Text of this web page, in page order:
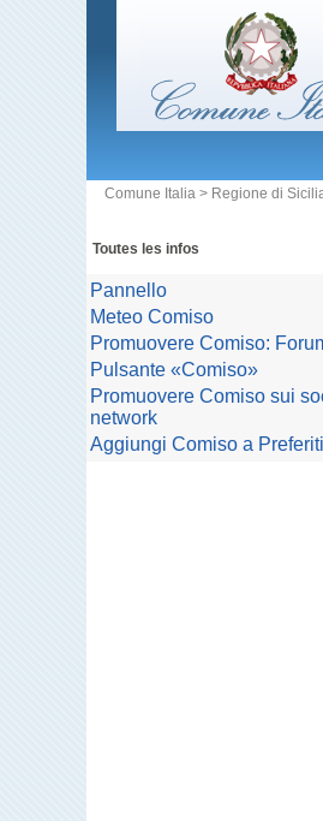
Comune Italia > Regione di
Toutes les infos
Pannello
Meteo Comiso
Promuovere Comiso:
Pulsante «Comiso»
Promuovere Comiso sui
network
Aggiungi Comiso a Preferiti